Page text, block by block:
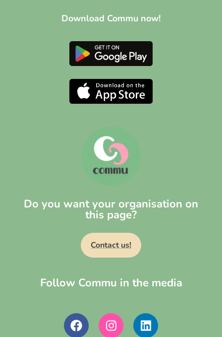
Download Commu now!
Do you want your organisation on
this page?
Contact us!
Follow Commu in the media